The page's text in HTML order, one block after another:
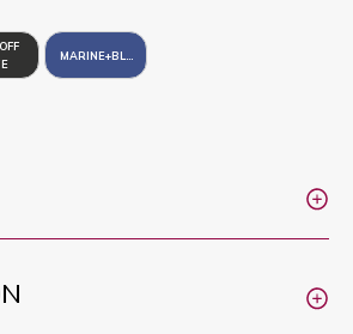
MARINE+BLUE